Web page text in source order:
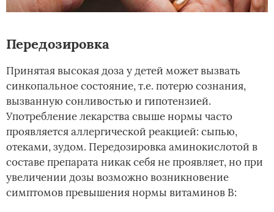
Передозировка
Принятая высокая доза у детей может вызвать
синкопальное состояние, т.е. потерю сознания,
вызванную сонливостью и гипотензией.
Употребление лекарства свыше нормы часто
проявляется аллергической реакцией: сыпью,
отеками, зудом. Передозировка аминокислотой в
составе препарата никак себя не проявляет, но при
увеличении дозы возможно возникновение
симптомов превышения нормы витаминов В: